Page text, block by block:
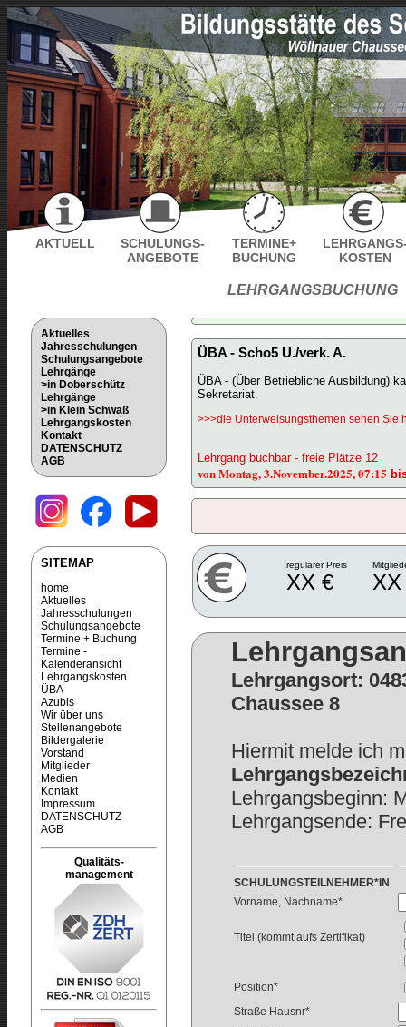
AKTUELL
SCHULUNGS-
ANGEBOTE
TERMINE+
BUCHUNG
KOSTEN
Aktuelles
Jahresschulungen
Schulungsangebote
Lehrgänge
>in Doberschütz
Lehrgänge
>in Klein Schwaß
Lehrgangskosten
Kontakt
DATENSCHUTZ
AGB
SITEMAP
home
Aktuelles
Jahresschulungen
Schulungsangebote
Termine + Buchung
Termine -
Kalenderansicht
Lehrgangskosten
ÜBA
Azubis
Wir über uns
Stellenangebote
Bildergalerie
Vorstand
Mitglieder
Medien
Kontakt
Impressum
DATENSCHUTZ
AGB
Qualitäts-
management
LEHRGANGSBUCHUNG
ÜBA - Scho5 U./verk. A.
ÜBA - (Über Betriebliche Ausbildung)
Sekretariat.
>>>die Unterweisungsthemen sehen Sie
Lehrgang buchbar - freie Plätze 12
von Montag, 3.November.2025, 07:15
regulärer Preis
XX €
Lehrgangsort:
Chaussee 8
Hiermit melde ich
Lehrgangsbeginn:
Lehrgangsende:
SCHULUNGSTEILNEHMER*IN
Vorname, Nachname*
Titel (kommt aufs Zertifikat)
Position*
Straße Hausnr*